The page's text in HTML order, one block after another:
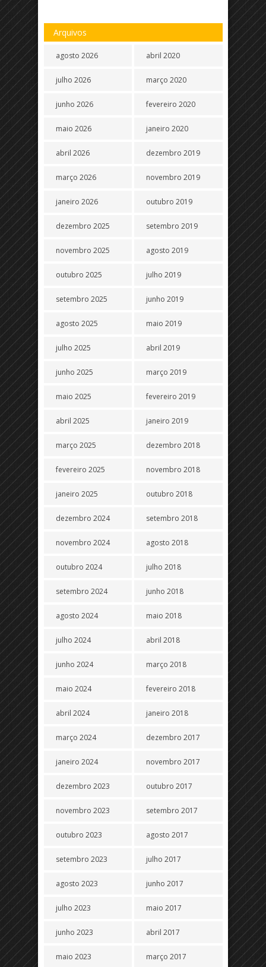
Arquivos
agosto 2026
julho 2026
junho 2026
maio 2026
abril 2026
março 2026
janeiro 2026
dezembro 2025
novembro 2025
outubro 2025
setembro 2025
agosto 2025
julho 2025
junho 2025
maio 2025
abril 2025
março 2025
fevereiro 2025
janeiro 2025
dezembro 2024
novembro 2024
outubro 2024
setembro 2024
agosto 2024
julho 2024
junho 2024
maio 2024
abril 2024
março 2024
janeiro 2024
dezembro 2023
novembro 2023
outubro 2023
setembro 2023
agosto 2023
julho 2023
junho 2023
maio 2023
abril 2020
março 2020
fevereiro 2020
janeiro 2020
dezembro 2019
novembro 2019
outubro 2019
setembro 2019
agosto 2019
julho 2019
junho 2019
maio 2019
abril 2019
março 2019
fevereiro 2019
janeiro 2019
dezembro 2018
novembro 2018
outubro 2018
setembro 2018
agosto 2018
julho 2018
junho 2018
maio 2018
abril 2018
março 2018
fevereiro 2018
janeiro 2018
dezembro 2017
novembro 2017
outubro 2017
setembro 2017
agosto 2017
julho 2017
junho 2017
maio 2017
abril 2017
março 2017